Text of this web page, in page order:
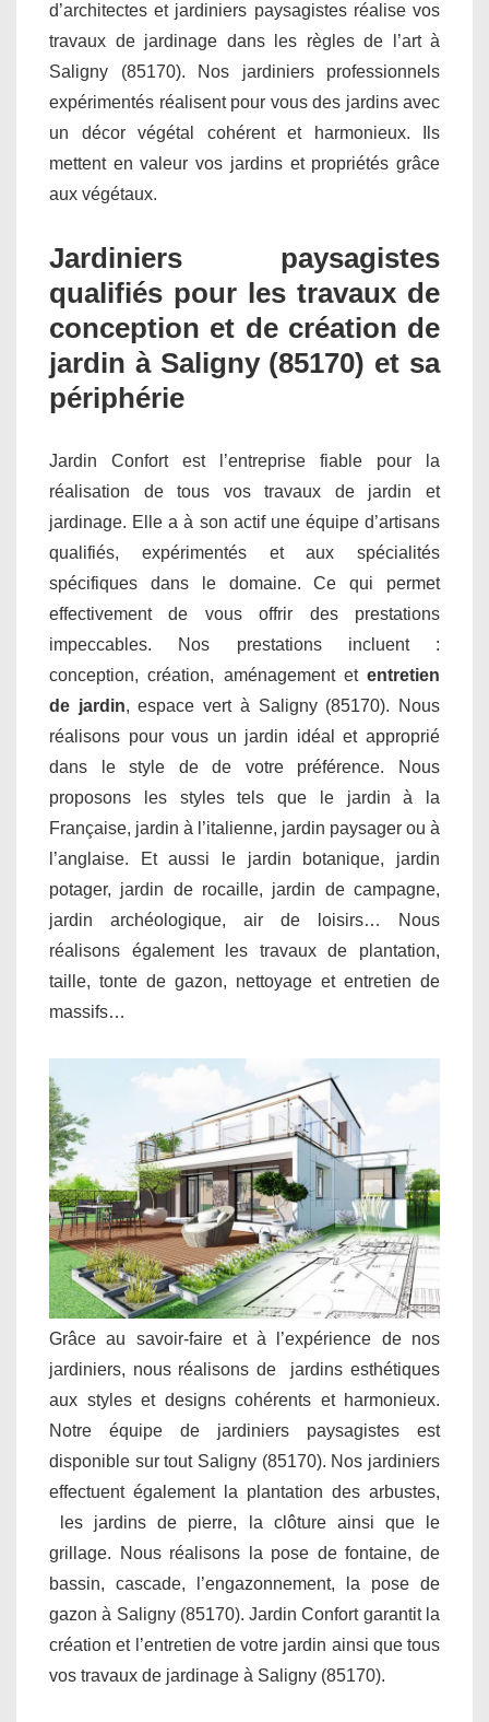
d’architectes et jardiniers paysagistes réalise vos
travaux de jardinage dans les règles de l’art à
Saligny (85170). Nos jardiniers professionnels
expérimentés réalisent pour vous des jardins avec
un décor végétal cohérent et harmonieux. Ils
mettent en valeur vos jardins et propriétés grâce
aux végétaux.
Jardiniers paysagistes
qualifiés pour les travaux de
conception et de création de
jardin à Saligny (85170) et sa
périphérie
Jardin Confort est l’entreprise fiable pour la
réalisation de tous vos travaux de jardin et
jardinage. Elle a à son actif une équipe d’artisans
qualifiés, expérimentés et aux spécialités
spécifiques dans le domaine. Ce qui permet
effectivement de vous offrir des prestations
impeccables. Nos prestations incluent :
conception, création, aménagement et entretien
de jardin, espace vert à Saligny (85170). Nous
réalisons pour vous un jardin idéal et approprié
dans le style de de votre préférence. Nous
proposons les styles tels que le jardin à la
Française, jardin à l’italienne, jardin paysager ou à
l’anglaise. Et aussi le jardin botanique, jardin
potager, jardin de rocaille, jardin de campagne,
jardin archéologique, air de loisirs… Nous
réalisons également les travaux de plantation,
taille, tonte de gazon, nettoyage et entretien de
massifs…
Grâce au savoir-faire et à l’expérience de nos
jardiniers, nous réalisons de jardins esthétiques
aux styles et designs cohérents et harmonieux.
Notre équipe de jardiniers paysagistes est
disponible sur tout Saligny (85170). Nos jardiniers
effectuent également la plantation des arbustes,
les jardins de pierre, la clôture ainsi que le
grillage. Nous réalisons la pose de fontaine, de
bassin, cascade, l’engazonnement, la pose de
gazon à Saligny (85170). Jardin Confort garantit la
création et l’entretien de votre jardin ainsi que tous
vos travaux de jardinage à Saligny (85170).